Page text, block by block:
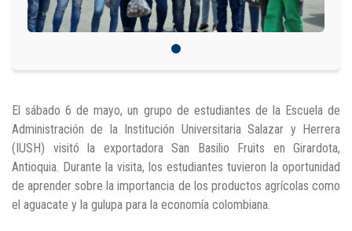
El sábado 6 de mayo, un grupo de estudiantes de la Escuela de
Administración de la Institución Universitaria Salazar y Herrera
(IUSH) visitó la exportadora San Basilio Fruits en Girardota,
Antioquia. Durante la visita, los estudiantes tuvieron la oportunidad
de aprender sobre la importancia de los productos agrícolas como
el aguacate y la gulupa para la economía colombiana.
Docentes
Campus virtual
Puntos de pago
Empleo
Contáctanos